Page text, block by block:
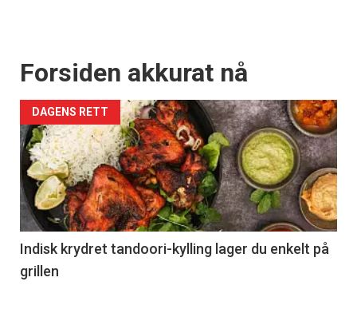
Forsiden akkurat nå
DAGENS RETT
Indisk krydret tandoori-kylling lager du enkelt på
grillen